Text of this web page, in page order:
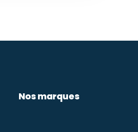
Nos marques